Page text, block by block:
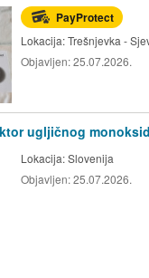
PayProtect
Lokacija:Trešnjevka -
Objavljen:25.07.2026.
ugljičnog
Lokacija:Slovenija
Objavljen:25.07.2026.